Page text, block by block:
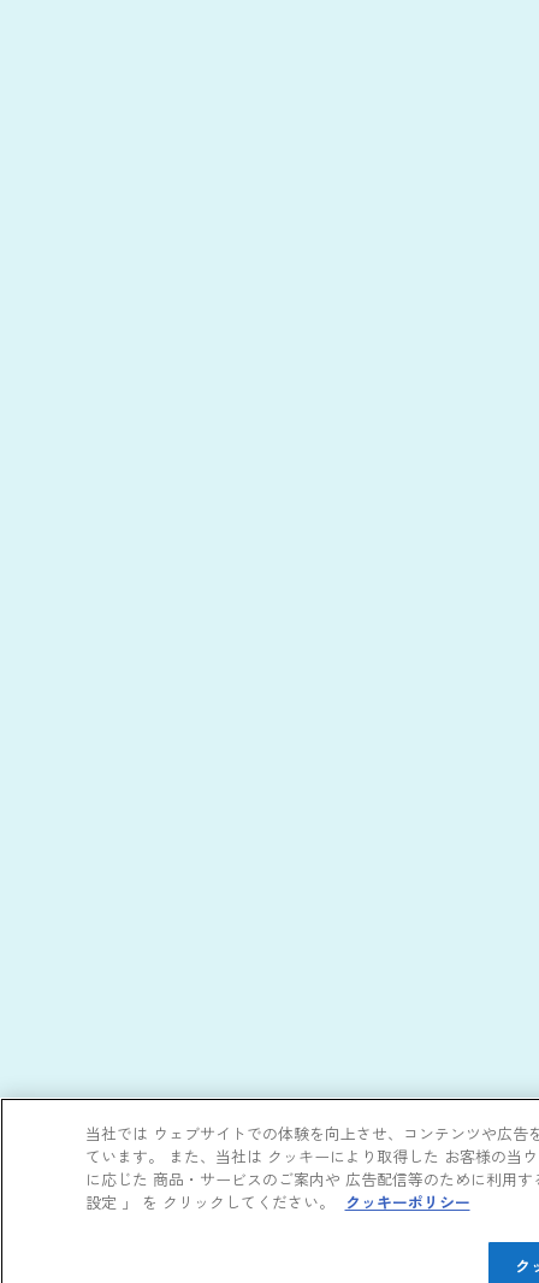
当社では ウェブサイトでの体験を向上させ、コンテンツや広
ています。 また、当社は クッキーにより取得した お客様の当
に応じた 商品・サービスのご案内や 広告配信等のために利用
設定 」 を クリックしてください。
クッキーポリシー
ク